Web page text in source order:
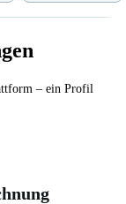
– ein Profil